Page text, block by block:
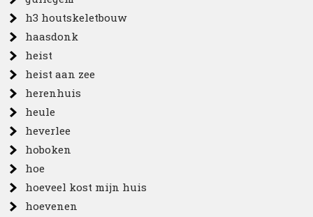
h3 houtskeletbouw
haasdonk
heist
heist aan zee
herenhuis
heule
heverlee
hoboken
hoe
hoeveel kost mijn huis
hoevenen